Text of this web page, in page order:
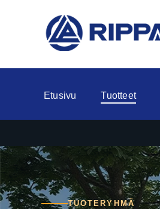
Etusivu Tuotteet
TUOTERYHMÄ